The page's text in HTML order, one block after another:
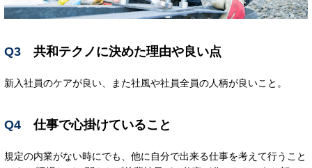
Q3 共和テクノに決めた理由や良い点
新入社員のケアが良い、また社風や社員全員の人柄が良いこと。
Q4 仕事で心掛けていること
規定の内業がない時にでも、他に自分で出来る仕事を考えて行うこと